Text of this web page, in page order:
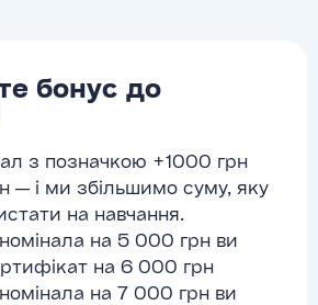
бонус до
з позначкою +1000 грн
— і ми збільшимо суму, яку
на навчання.
на 5 000 грн ви
на 6 000 грн
на 7 000 грн ви